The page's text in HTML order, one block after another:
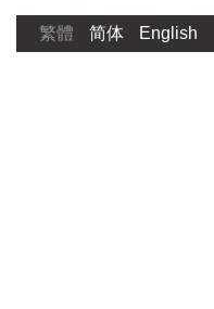
繁體 简体 English